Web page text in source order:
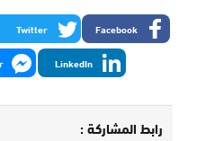
Facebook
Twitter
LinkedIn
رابط المشاركة :